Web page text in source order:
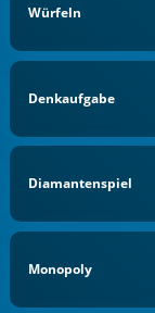
Würfeln
Denkaufgabe
Diamantenspiel
Monopoly